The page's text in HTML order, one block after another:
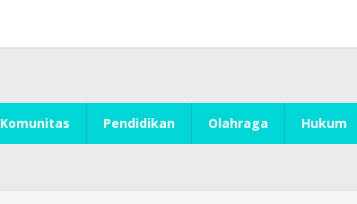
Komunitas Pendidikan Olahraga Hukum